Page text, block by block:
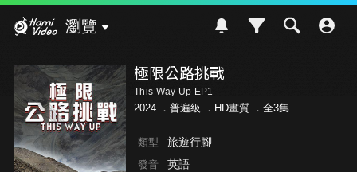
瀏覽
極限公路挑戰
This Way Up EP1
2024 ． 普遍級 ．HD畫質 ．全3集
類型 旅遊行腳
發音 英語